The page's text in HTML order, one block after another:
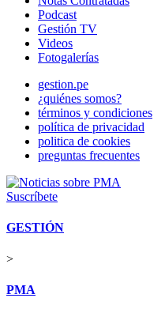
Podcast
Gestión TV
Videos
Fotogalerías
gestion.pe
¿quiénes somos?
términos y condiciones
política de privacidad
politica de cookies
preguntas frecuentes
Suscríbete
GESTIÓN
>
PMA